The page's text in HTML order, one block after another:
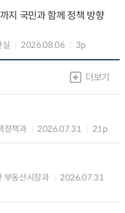
지 국민과 함께 정책 방향
실 2026.08.06 3p
더보기
정책과 2026.07.31 21p
부동산시장과
2026.07.31